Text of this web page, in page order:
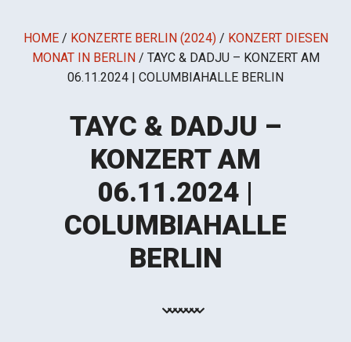
HOME / KONZERTE BERLIN (2024) / KONZERT DIESEN
MONAT IN BERLIN / TAYC & DADJU – KONZERT AM
06.11.2024 | COLUMBIAHALLE BERLIN
TAYC & DADJU –
KONZERT AM
06.11.2024 |
COLUMBIAHALLE
BERLIN